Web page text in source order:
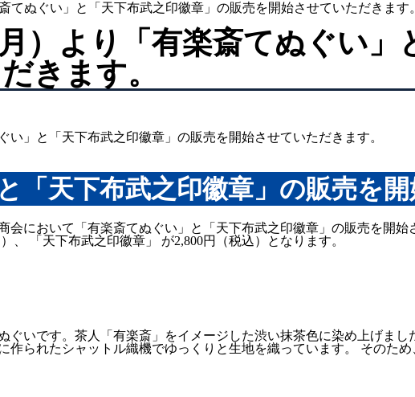
てぬぐい」と「天下布武之印徽章」の販売を開始させていただきます。
）より「有楽斎てぬぐい
きます。
「天下布武之印徽章」の販売を
会において「有楽斎てぬぐい」と「天下布武之印徽章」の販売を開始
、 「天下布武之印徽章」 が2,800円（税込）となります。
いです。茶人「有楽斎」をイメージした渋い抹茶色に染め上げまし
作られたシャットル織機でゆっくりと生地を織っています。 そのた